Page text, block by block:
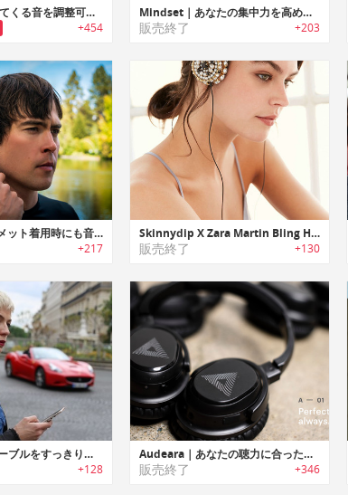
Knops｜聞こえてくる音を調整可能なボタン型ボリュームコントロール「ノップス」
+454
Mindset｜あなたの集中力を高めるEGGスマートヘッドホン「マインドセット」
販売終了 +203
Versafit｜ヘルメット着用時にも音楽が楽しめる超薄型ワイヤレイヤホン「バーサフィット」
+217
Skinnydip X Zara Martin Bling Headphones｜ゴージャスなビジューをあしらったエレガントヘッドホン
販売終了 +130
SPARK 2.0｜ケーブルをすっきり装着/収納するイヤホンアクセサリー「スパーク2.0」
+128
Audeara｜あなたの聴力に合った最高品質・高忠実度オーディオヘッドホン「オーディアラ」
販売終了 +346